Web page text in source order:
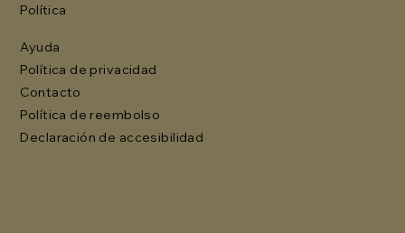
Política
Ayuda
Política de privacidad
Contacto
Política de reembolso
Declaración de accesibilidad